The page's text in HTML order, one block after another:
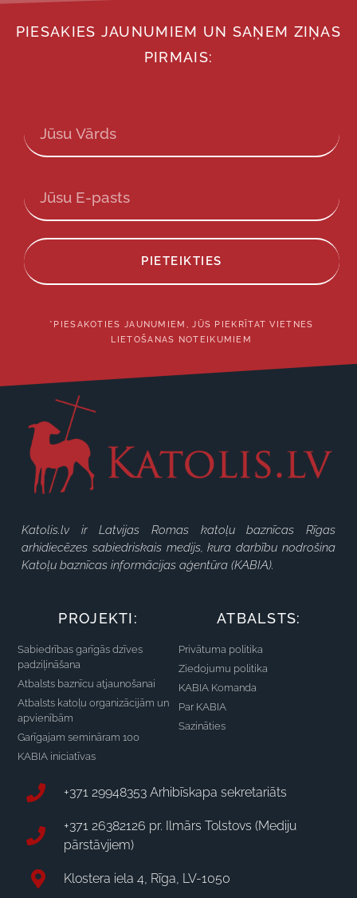
PIESAKIES JAUNUMIEM UN SAŅEM ZIŅAS
PIRMAIS:
PIETEIKTIES
*PIESAKOTIES JAUNUMIEM, JŪS PIEKRĪTAT VIETNES
LIETOŠANAS NOTEIKUMIEM
Katolis.lv ir Latvijas Romas katoļu baznīcas Rīgas
arhidiecēzes sabiedriskais medijs, kura darbību nodrošina
Katoļu baznīcas informācijas aģentūra (KABIA).
PROJEKTI:
Sabiedrības garīgās dzīves
padziļināšana
Atbalsts baznīcu atjaunošanai
Atbalsts katoļu organizācijām un
apvienībām
Garīgajam semināram 100
KABIA iniciatīvas
ATBALSTS:
Privātuma politika
Ziedojumu politika
KABIA Komanda
Par KABIA
Sazināties
+371 29948353 Arhibīskapa sekretariāts
+371 26382126 pr. Ilmārs Tolstovs (Mediju
pārstāvjiem)
Klostera iela 4, Rīga, LV-1050